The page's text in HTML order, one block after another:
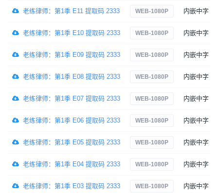
老练律师：第1季 E11 提取码 2333 WEB-1080P 内嵌中字
老练律师：第1季 E10 提取码 2333 WEB-1080P 内嵌中字
老练律师：第1季 E09 提取码 2333 WEB-1080P 内嵌中字
老练律师：第1季 E08 提取码 2333 WEB-1080P 内嵌中字
老练律师：第1季 E07 提取码 2333 WEB-1080P 内嵌中字
老练律师：第1季 E06 提取码 2333 WEB-1080P 内嵌中字
老练律师：第1季 E05 提取码 2333 WEB-1080P 内嵌中字
老练律师：第1季 E04 提取码 2333 WEB-1080P 内嵌中字
老练律师：第1季 E03 提取码 2333 WEB-1080P 内嵌中字